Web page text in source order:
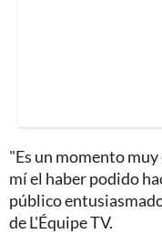
"Es un momento
mí el haber podido
público
de L'Équipe TV.